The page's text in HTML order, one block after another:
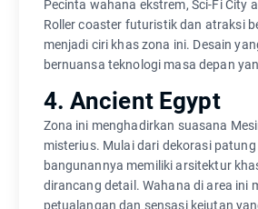
Pecinta wahana ekstrem, Sci-Fi City
Roller coaster futuristik dan atraksi
menjadi ciri khas zona ini. Desain
bernuansa teknologi masa depan
4. Ancient Egypt
Zona ini menghadirkan suasana
misterius. Mulai dari dekorasi
bangunannya memiliki arsitektur
dirancang detail. Wahana di area ini
petualangan dan sensasi kejutan